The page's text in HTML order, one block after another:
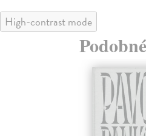
High-contrast mode